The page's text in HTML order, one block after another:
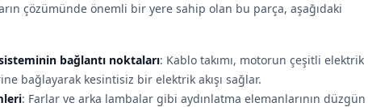
çözümünde önemli bir yere sahip olan bu parça, aşağıdaki
bağlantı noktaları: Kablo takımı, motorun çeşitli elektrik
bağlayarak kesintisiz bir elektrik akışı sağlar.
: Farlar ve arka lambalar gibi aydınlatma elemanlarının düzgün